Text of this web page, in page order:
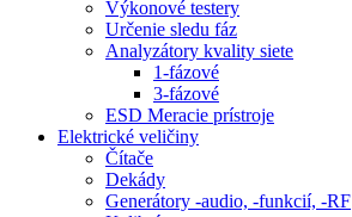
Výkonové testery
Určenie sledu fáz
Analyzátory kvality siete
1-fázové
3-fázové
ESD Meracie prístroje
Elektrické veličiny
Čítače
Dekády
Generátory -audio, -funkcií, -RF